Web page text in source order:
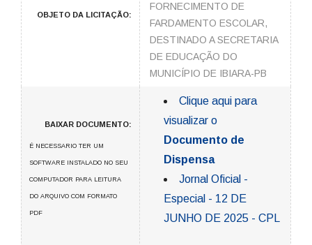
OBJETO DA LICITAÇÃO:
FORNECIMENTO DE
FARDAMENTO ESCOLAR,
DESTINADO A SECRETARIA
DE EDUCAÇÃO DO
MUNICÍPIO DE IBIARA-PB
BAIXAR DOCUMENTO:
É NECESSARIO TER UM
SOFTWARE INSTALADO NO SEU
COMPUTADOR PARA LEITURA
DO ARQUIVO COM FORMATO
PDF
Clique aqui para
visualizar o
Documento de
Dispensa
Jornal Oficial -
Especial - 12 DE
JUNHO DE 2025 - CPL